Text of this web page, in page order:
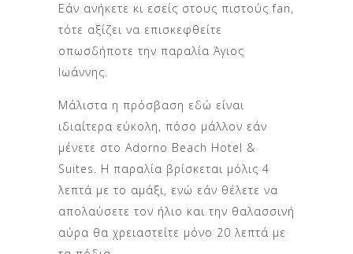
Εάν ανήκετε κι εσείς στους πιστούς fan,
τότε αξίζει να επισκεφθείτε
οπωσδήποτε την παραλία Άγιος
Ιωάννης.
Μάλιστα η πρόσβαση εδώ είναι
ιδιαίτερα εύκολη, πόσο μάλλον εάν
μένετε στο Adorno Beach Hotel &
Suites. H παραλία βρίσκεται μόλις 4
λεπτά με το αμάξι, ενώ εάν θέλετε να
απολαύσετε τον ήλιο και την θαλασσινή
αύρα θα χρειαστείτε μόνο 20 λεπτά με